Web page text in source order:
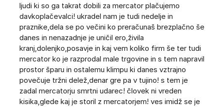
ljudi ki so ga takrat dobili za mercator plačujemo
davkoplačevalci! ukradel nam je tudi nedelje in
praznike,dela se po večini ko preračunaš brezplačno še
danes in nenazadnje je uničil ero,živila
kranj,dolenjko,posavje in kaj vem koliko firm še ter tudi
mercator ko je razprodal male trgovine in s tem napravil
prostor šparu in ostalemu klimpu ki danes vztrajno
povečuje tržni delež,denar gre pa v tujino! s tem je
zadal mercatorju smrtni udarec! človek ni vreden
kisika,glede kaj je storil z mercatorjem! ves imidž se je